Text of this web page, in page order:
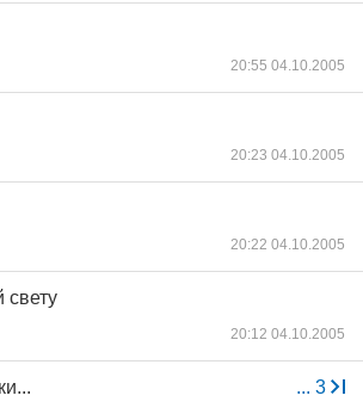
20:55 04.10.2005
20:23 04.10.2005
20:22 04.10.2005
свету
20:12 04.10.2005
... 3